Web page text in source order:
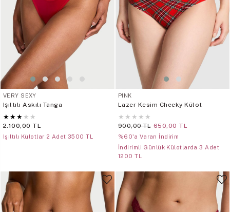
VERY SEXY
Işıltılı Askılı Tanga
★ ★ ★ ★ ★
2.100,00 TL
Işıltılı Külotlar 2 Adet 3500 TL
PINK
Lazer Kesim Cheeky Külot
★ ★ ★ ★ ★
900,00 TL 650,00 TL
%60'a Varan İndirim
İndirimli Günlük Külotlarda 3 Adet
1200 TL